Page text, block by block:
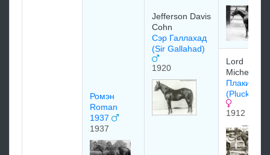
Ромэн
Roman
1937
1937
Jefferson Davis
Cohn
Сэр Галлахад
(Sir Gallahad)
1920
Lord
Michelham
Плаки
(Plucky
1912